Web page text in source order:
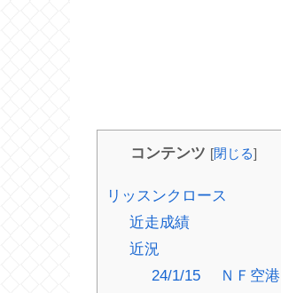
コンテンツ [閉じる]
リッスンクロース
近走成績
近況
24/1/15 ＮＦ空港